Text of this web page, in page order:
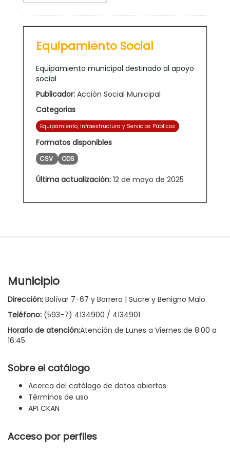
Equipamiento Social
Equipamiento municipal destinado al apoyo
social
Publicador: Acción Social Municipal
Categorias
Equipamiento, Infraestructura y Servicios Públicos
Formatos disponibles
CSV ODS
Última actualización: 12 de mayo de 2025
Municipio
Dirección: Bolívar 7-67 y Borrero | Sucre y Benigno Malo
Teléfono: (593-7) 4134900 / 4134901
Horario de atención:Atención de Lunes a Viernes de 8:00 a
16:45
Sobre el catálogo
Acerca del catálogo de datos abiertos
Términos de uso
API CKAN
Acceso por perfiles